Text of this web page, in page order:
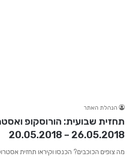
הנהלת האתר
תחזית שבועית: הורוסקופ
26.05.2018 – 20.05.2018
מה צופים הכוכבים? הכנסו וקיראו תחזית